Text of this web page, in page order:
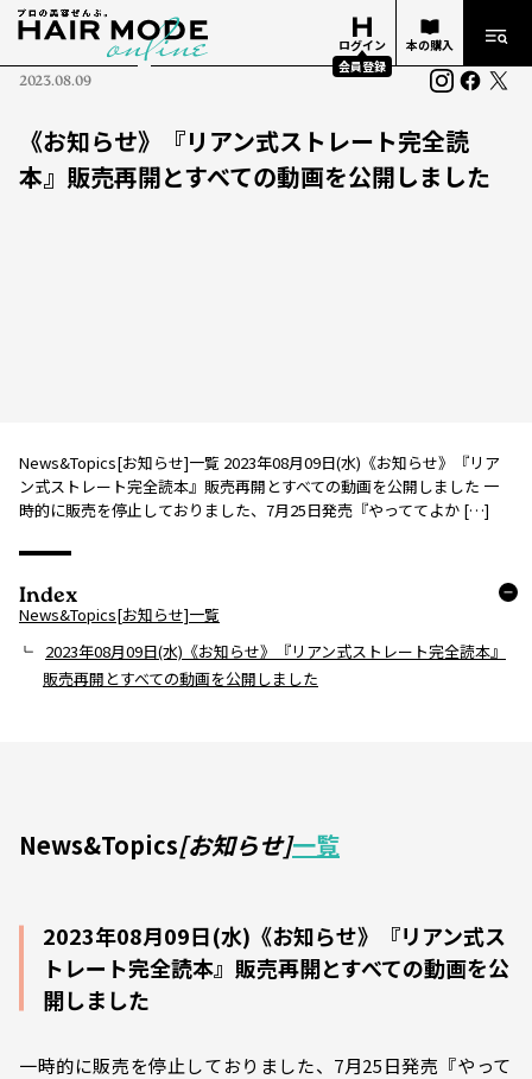
ログイン
会員登録
本の購入
2023.08.09
《お知らせ》『リアン式ストレート完全読
本』販売再開とすべての動画を公開しました
News&Topics[お知らせ]一覧 2023年08月09日(水)《お知らせ》『リア
ン式ストレート完全読本』販売再開とすべての動画を公開しました 一
時的に販売を停止しておりました、7月25日発売『やっててよか […]
Index
News&Topics[お知らせ]一覧
2023年08月09日(水)《お知らせ》『リアン式ストレート完全読本』
販売再開とすべての動画を公開しました
News&Topics[お知らせ]一覧
2023年08月09日(水)《お知らせ》『リアン式ス
トレート完全読本』販売再開とすべての動画を公
開しました
一時的に販売を停止しておりました、7月25日発売『やって